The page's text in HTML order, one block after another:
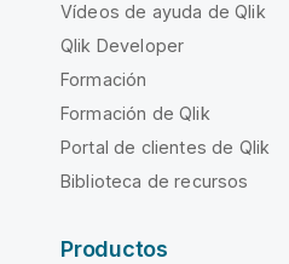
Vídeos de ayuda de Qlik
Qlik Developer
Formación
Formación de Qlik
Portal de clientes de Qlik
Biblioteca de recursos
Productos